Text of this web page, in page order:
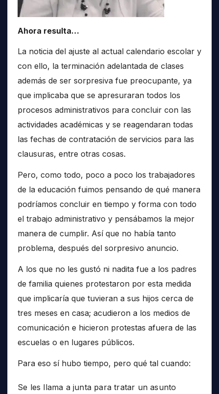
Ahora resulta…
La noticia del ajuste al actual calendario escolar y
con ello, la terminación adelantada de clases
además de ser sorpresiva fue preocupante, ya
que implicaba que se apresuraran todos los
procesos administrativos para concluir con las
actividades académicas y se reagendaran todas
las fechas de contratación de servicios para las
clausuras, entre otras cosas.
Pero, como todo, poco a poco los trabajadores
de la educación fuimos pensando de qué manera
podríamos concluir en tiempo y forma con todo
el trabajo administrativo y pensábamos la mejor
manera de cumplir. Así que no había tanto
problema, después del sorpresivo anuncio.
A los que no les gustó ni nadita fue a los padres
de familia quienes protestaron por esta medida
que implicaría que tuvieran a sus hijos cerca de
tres meses en casa; acudieron a los medios de
comunicación e hicieron protestas afuera de las
escuelas o en lugares públicos.
Para eso sí hubo tiempo, pero qué tal cuando:
Se les llama a junta para tratar un asunto